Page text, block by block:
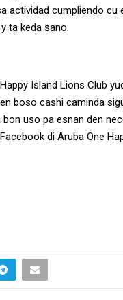
actividad cumpliendo cu
ta keda sano.
Island Lions Club
boso cashi caminda
uso pa esnan den
di Aruba One